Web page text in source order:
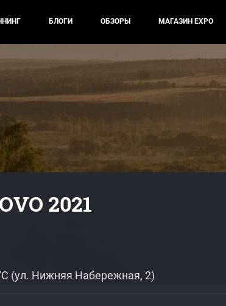
БЛОГИ ОБЗОРЫ МАГАЗИН EXPO
2021
(ул. Нижняя Набережная, 2)